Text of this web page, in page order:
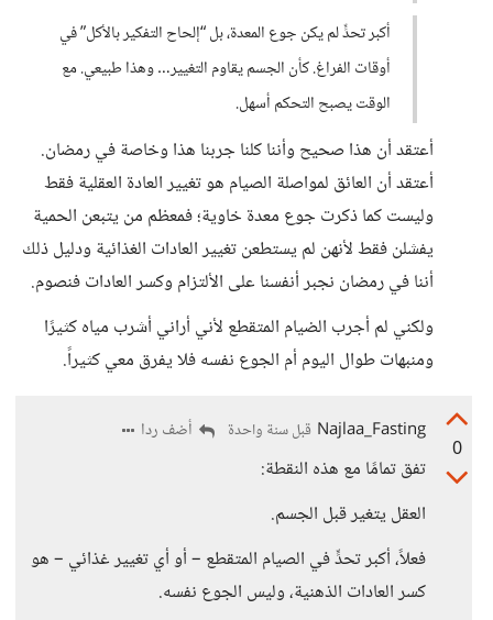
أكبر تحدٍّ لم يكن جوع المعدة، بل “إلحاح التفكير بالأكل” في
أوقات الفراغ. كأن الجسم يقاوم التغيير… وهذا طبيعي. مع
الوقت يصبح التحكم أسهل.
أعتقد أن هذا صحيح وأننا كلنا جربنا هذا وخاصة في رمضان.
أعتقد أن العائق لمواصلة الصيام هو تغيير العادة العقلية فقط
وليست كما ذكرت جوع معدة خاوية؛ فمعظم من يتبعن الحمية
يفشلن فقط لأنهن لم يستطعن تغيير العادات الغذائية ودليل ذلك
أننا في رمضان نجبر أنفسنا على الألتزام وكسر العادات فنصوم.
ولكني لم أجرب الضيام المتقطع لأني أراني أشرب مياه كثيرًا
ومنبهات طوال اليوم أم الجوع نفسه فلا يفرق معي كثيراً.
0
Najlaa_Fasting قبل سنة واحدة أضف ردا
تفق تمامًا مع هذه النقطة:
العقل يتغير قبل الجسم.
فعلاً، أكبر تحدٍّ في الصيام المتقطع – أو أي تغيير غذائي – هو
كسر العادات الذهنية، وليس الجوع نفسه.